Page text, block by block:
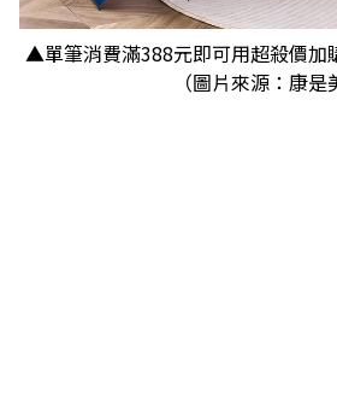
▲單筆消費滿388元即可用超殺價加
（圖片來源：康是